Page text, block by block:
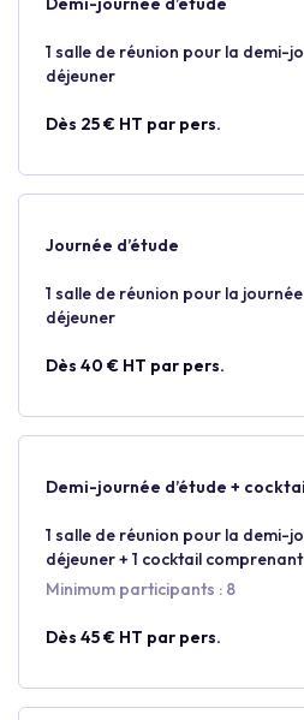
1 salle de réunion pour la demi-
déjeuner
Dès 25 € HT par pers.
Journée d’étude
1 salle de réunion pour la journée
déjeuner
Dès 40 € HT par pers.
Demi-journée d’étude +
1 salle de réunion pour la demi-
déjeuner + 1 cocktail
Minimum participants : 8
Dès 45 € HT par pers.